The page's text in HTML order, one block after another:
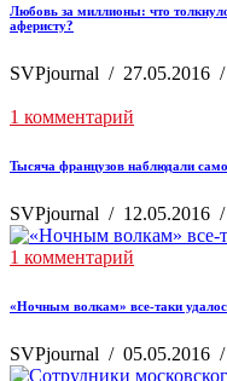
Любовь за миллионы: что
аферисту?
SVPjournal / 27.05.2016 /
1 комментарий
Тысяча французов наблюдали
SVPjournal / 12.05.2016 /
1 комментарий
«Ночным волкам» все-таки
SVPjournal / 05.05.2016 /